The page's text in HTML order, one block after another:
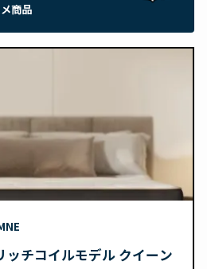
商品
ッチコイルモデル クイーン